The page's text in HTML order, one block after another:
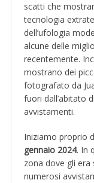
scatti che
tecnologia
dell’ufologia
alcune delle
recentemente.
mostrano dei
fotografato da
fuori dall’abitato
avvistamenti.
Iniziamo proprio
gennaio 2024. In
zona dove gli
numerosi